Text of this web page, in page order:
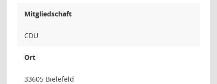
Mitgliedschaft
CDU
Ort
33605 Bielefeld